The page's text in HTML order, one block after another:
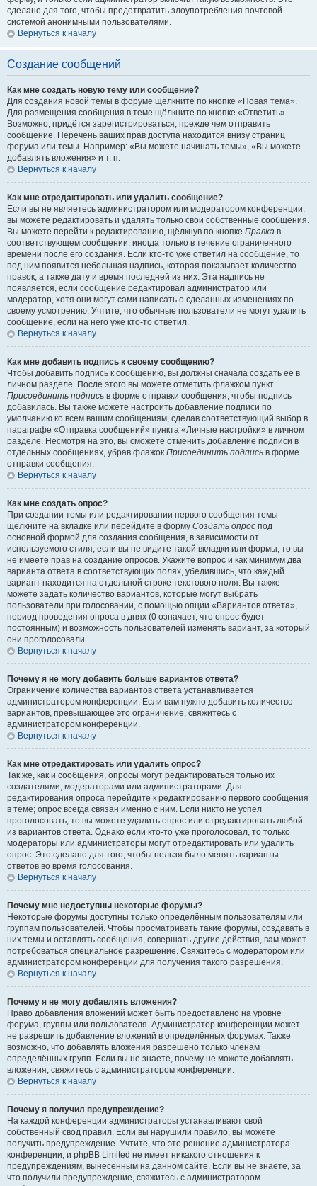
сделано для того, чтобы предотвратить злоупотребления почтовой
системой анонимными пользователями.
Вернуться к началу
Создание сообщений
Как мне создать новую тему или сообщение?
Для создания новой темы в форуме щёлкните по кнопке «Новая тема».
Для размещения сообщения в теме щёлкните по кнопке «Ответить».
Возможно, придётся зарегистрироваться, прежде чем отправить
сообщение. Перечень ваших прав доступа находится внизу страниц
форума или темы. Например: «Вы можете начинать темы», «Вы можете
добавлять вложения» и т. п.
Вернуться к началу
Как мне отредактировать или удалить сообщение?
Если вы не являетесь администратором или модератором конференции,
вы можете редактировать и удалять только свои собственные сообщения.
Вы можете перейти к редактированию, щёлкнув по кнопке Правка в
соответствующем сообщении, иногда только в течение ограниченного
времени после его создания. Если кто-то уже ответил на сообщение, то
под ним появится небольшая надпись, которая показывает количество
правок, а также дату и время последней из них. Эта надпись не
появляется, если сообщение редактировал администратор или
модератор, хотя они могут сами написать о сделанных изменениях по
своему усмотрению. Учтите, что обычные пользователи не могут удалить
сообщение, если на него уже кто-то ответил.
Вернуться к началу
Как мне добавить подпись к своему сообщению?
Чтобы добавить подпись к сообщению, вы должны сначала создать её в
личном разделе. После этого вы можете отметить флажком пункт
Присоединить подпись в форме отправки сообщения, чтобы подпись
добавилась. Вы также можете настроить добавление подписи по
умолчанию ко всем вашим сообщениям, сделав соответствующий выбор в
параграфе «Отправка сообщений» пункта «Личные настройки» в личном
разделе. Несмотря на это, вы сможете отменить добавление подписи в
отдельных сообщениях, убрав флажок Присоединить подпись в форме
отправки сообщения.
Вернуться к началу
Как мне создать опрос?
При создании темы или редактировании первого сообщения темы
щёлкните на вкладке или перейдите в форму Создать опрос под
основной формой для создания сообщения, в зависимости от
используемого стиля; если вы не видите такой вкладки или формы, то вы
не имеете прав на создание опросов. Укажите вопрос и как минимум два
варианта ответа в соответствующих полях, убедившись, что каждый
вариант находится на отдельной строке текстового поля. Вы также
можете задать количество вариантов, которые могут выбрать
пользователи при голосовании, с помощью опции «Вариантов ответа»,
период проведения опроса в днях (0 означает, что опрос будет
постоянным) и возможность пользователей изменять вариант, за который
они проголосовали.
Вернуться к началу
Почему я не могу добавить больше вариантов ответа?
Ограничение количества вариантов ответа устанавливается
администратором конференции. Если вам нужно добавить количество
вариантов, превышающее это ограничение, свяжитесь с
администратором конференции.
Вернуться к началу
Как мне отредактировать или удалить опрос?
Так же, как и сообщения, опросы могут редактироваться только их
создателями, модераторами или администраторами. Для
редактирования опроса перейдите к редактированию первого сообщения
в теме; опрос всегда связан именно с ним. Если никто не успел
проголосовать, то вы можете удалить опрос или отредактировать любой
из вариантов ответа. Однако если кто-то уже проголосовал, то только
модераторы или администраторы могут отредактировать или удалить
опрос. Это сделано для того, чтобы нельзя было менять варианты
ответов во время голосования.
Вернуться к началу
Почему мне недоступны некоторые форумы?
Некоторые форумы доступны только определённым пользователям или
группам пользователей. Чтобы просматривать такие форумы, создавать в
них темы и оставлять сообщения, совершать другие действия, вам может
потребоваться специальное разрешение. Свяжитесь с модератором или
администратором конференции для получения такого разрешения.
Вернуться к началу
Почему я не могу добавлять вложения?
Право добавления вложений может быть предоставлено на уровне
форума, группы или пользователя. Администратор конференции может
не разрешить добавление вложений в определённых форумах. Также
возможно, что добавлять вложения разрешено только членам
определённых групп. Если вы не знаете, почему не можете добавлять
вложения, свяжитесь с администратором конференции.
Вернуться к началу
Почему я получил предупреждение?
На каждой конференции администраторы устанавливают свой
собственный свод правил. Если вы нарушили правило, вы можете
получить предупреждение. Учтите, что это решение администратора
конференции, и phpBB Limited не имеет никакого отношения к
предупреждениям, вынесенным на данном сайте. Если вы не знаете, за
что получили предупреждение, свяжитесь с администратором